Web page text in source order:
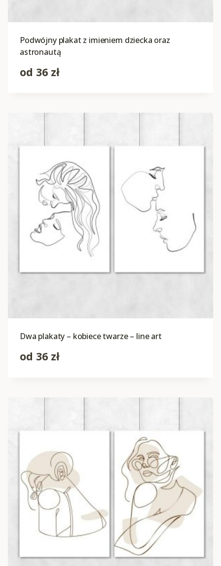
Podwójny plakat z imieniem dziecka oraz
astronautą
od 36 zł
Dwa plakaty – kobiece twarze – line art
od 36 zł